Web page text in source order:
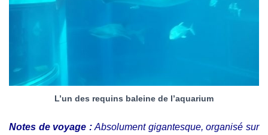
L’un des requins baleine de l’aquarium
Notes de voyage : Absolument gigantesque, organisé sur